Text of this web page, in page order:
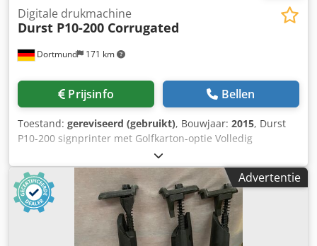
Dortmund 171 km
Digitale drukmachine
Durst P10-200 Corrugated
Prijsinfo Bellen
Toestand: gereviseerd (gebruikt), Bouwjaar: 2015, Durst
P10-200 signprinter met Golfkarton-optie Volledig
geautomatiseerde invoer en stapelaar Resolutie 10 pl –
1000 dpi Kleuren 6C + (optioneel wit) Zeer weinig
bedrijfsuren Cjdpfxey Amcko Agvsrf Snelheid tot 2025
m2/u Volautomatische belader (invoer) Volautomatische
ontlader (stapelaar) INKT: Geschikt voor papier en karton
met zeer geringe geur Opties: Golfkarton-optie met 2
schachten voor materiaaldoorvoer Antistatische
Advertentie